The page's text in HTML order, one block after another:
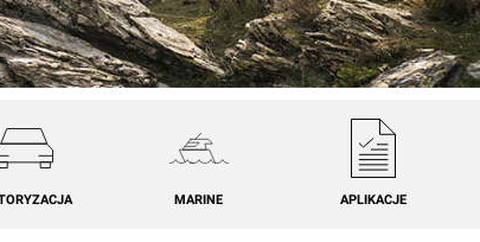
MARINE APLIKACJE